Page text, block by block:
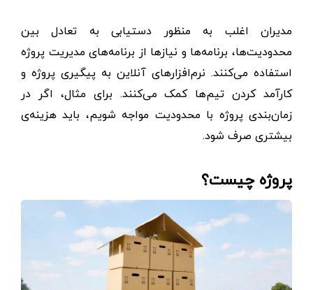
مدیران اغلب به‌ منظور دستیابی به تعادل بین
محدودیت‌ها، برنامه‌ها و نیازها از برنامه‌های مدیریت پروژه
استفاده می‌کنند. نرم‌افزارهای آنلاین به پیگیری پروژه و
کارآمد کردن تیم‌ها کمک می‌کنند. برای مثال، اگر در
زمان‌بندی پروژه با محدودیت مواجه شویم، باید هزینه‌ی
بیشتری صرف شود.
پروژه چیست؟